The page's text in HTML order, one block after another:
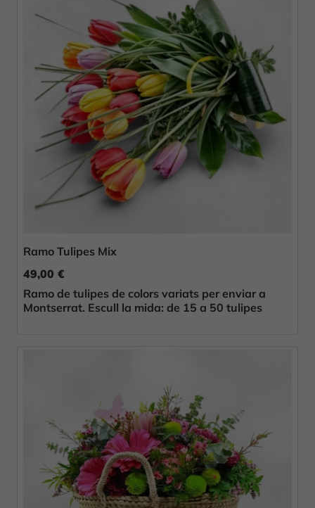
Ramo Tulipes Mix
49,00 €
Ramo de tulipes de colors variats per enviar a
Montserrat. Escull la mida: de 15 a 50 tulipes